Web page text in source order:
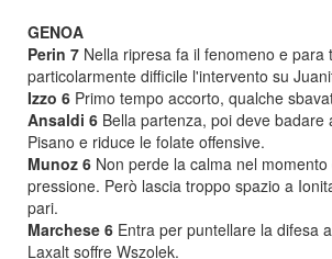
GENOA
Perin 7 Nella ripresa fa il fenomeno e para
particolarmente difficile l'intervento su
Izzo 6 Primo tempo accorto, qualche
Ansaldi 6 Bella partenza, poi deve badare
Pisano e riduce le folate offensive.
Munoz 6 Non perde la calma nel
pressione. Però lascia troppo spazio a
pari.
Marchese 6 Entra per puntellare la difesa
Laxalt soffre Wszolek.